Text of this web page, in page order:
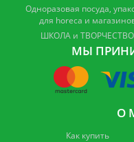
Одноразовая посуда,
для horeca и
ШКОЛА и ТВОРЧЕСТВО
МЫ
О
Как купить